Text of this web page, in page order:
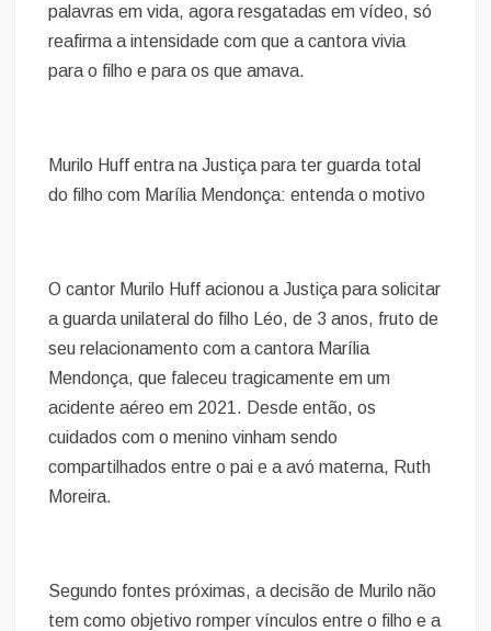
palavras em vida, agora resgatadas em vídeo, só
reafirma a intensidade com que a cantora vivia
para o filho e para os que amava.
Murilo Huff entra na Justiça para ter guarda total
do filho com Marília Mendonça: entenda o motivo
O cantor Murilo Huff acionou a Justiça para solicitar
a guarda unilateral do filho Léo, de 3 anos, fruto de
seu relacionamento com a cantora Marília
Mendonça, que faleceu tragicamente em um
acidente aéreo em 2021. Desde então, os
cuidados com o menino vinham sendo
compartilhados entre o pai e a avó materna, Ruth
Moreira.
Segundo fontes próximas, a decisão de Murilo não
tem como objetivo romper vínculos entre o filho e a